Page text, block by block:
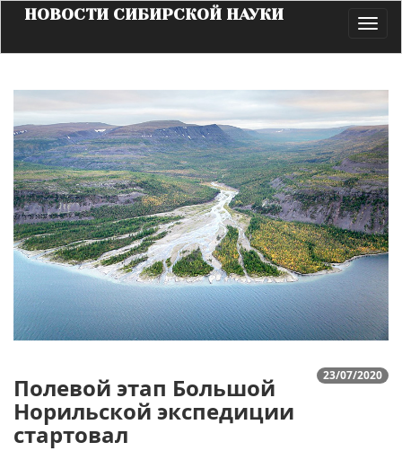
НОВОСТИ СИБИРСКОЙ НАУКИ
23/07/2020
Полевой этап Большой
Норильской экспедиции
стартовал